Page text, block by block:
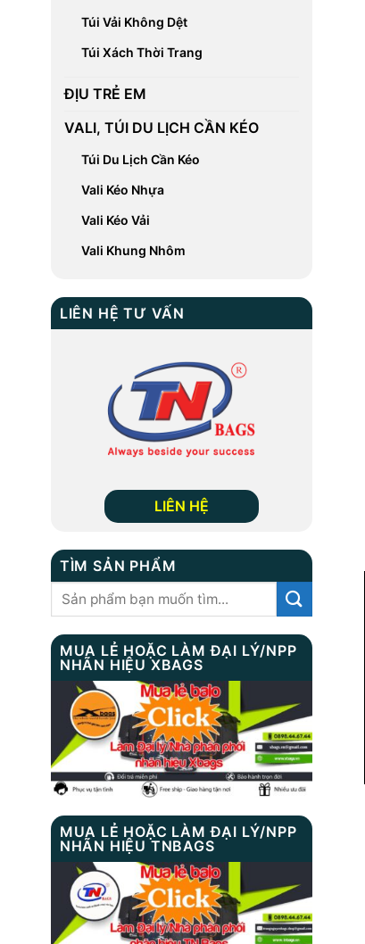
Túi Vải Không Dệt
Túi Xách Thời Trang
ĐỊU TRẺ EM
VALI, TÚI DU LỊCH CẦN KÉO
Túi Du Lịch Cần Kéo
Vali Kéo Nhựa
Vali Kéo Vải
Vali Khung Nhôm
LIÊN HỆ TƯ VẤN
LIÊN HỆ
TÌM SẢN PHẨM
Tìm
MUA LẺ HOẶC LÀM ĐẠI LÝ/NPP
NHÃN HIỆU XBAGS
MUA LẺ HOẶC LÀM ĐẠI LÝ/NPP
NHÃN HIỆU TNBAGS